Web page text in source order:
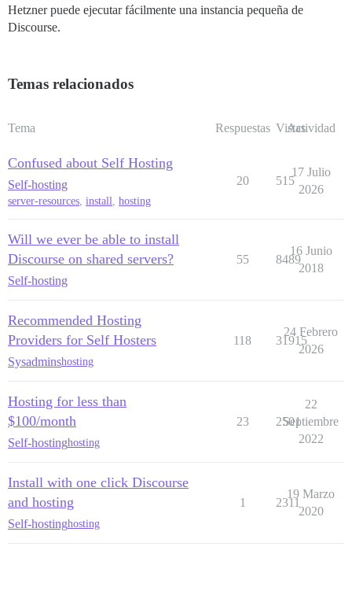
Hetzner puede ejecutar fácilmente una instancia pequeña de
Discourse.
Temas relacionados
Tema Respuestas Vistas
Actividad
Confused about Self Hosting
Self-hosting
server-resources install hosting
20 515
17 Julio
2026
Will we ever be able to install
Discourse on shared servers?
Self-hosting
55 8489
16 Junio
2018
Recommended Hosting
Providers for Self Hosters
Sysadminshosting
118 31915
24 Febrero
2026
Hosting for less than
$100/month
Self-hostinghosting
23 2501
22
Septiembre
2022
Install with one click Discourse
and hosting
Self-hostinghosting
1 2311
19 Marzo
2020